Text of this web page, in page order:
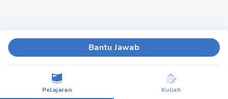
Bantu Jawab
Pelajaran Kuliah